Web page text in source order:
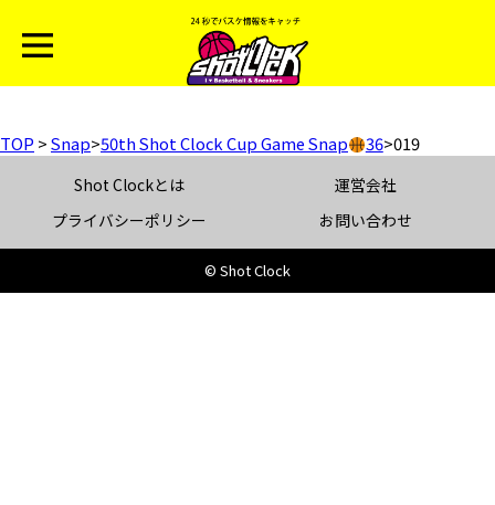
TOP >Snap>50th Shot Clock Cup Game Snap 36>019
Shot Clockとは
運営会社
プライバシーポリシー
お問い合わせ
© Shot Clock